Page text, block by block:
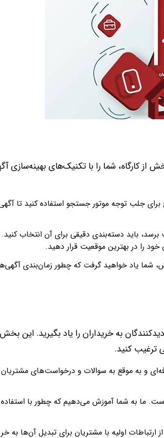
از کارگاه، شما را با تکنیک‌های بهینه‌سازی
جلب توجه موتور جستجو استفاده کنید تا
باید دسته‌بندی دقیقی برای آن انتخاب
را در بهترین موقعیت قرار دهید.
شما یاد خواهید گرفت که چطور زمان‌بندی
به خریداران را یاد بگیرید. این
ترغیب کنید.
و به موقع به سوالات و درخواست‌های
ما به شما آموزش می‌دهیم که چطور با استفاده
اولیه با مشتریان برای تبدیل آن‌ها به